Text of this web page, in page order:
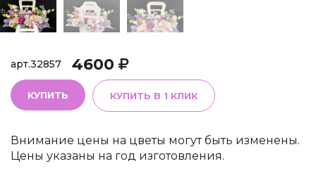
арт.32857 4600
КУПИТЬ КУПИТЬ В 1 КЛИК
Внимание цены на цветы могут быть изменены.
Цены указаны на год изготовления.